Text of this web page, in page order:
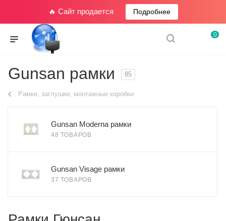
🔥 Сайт продается Подробнее
0
Gunsan рамки 85
Рамки, заглушки, монтажные коробки
Gunsan Moderna рамки
48 ТОВАРОВ
Gunsan Visage рамки
37 ТОВАРОВ